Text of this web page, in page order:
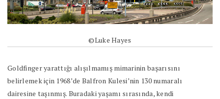
©Luke Hayes
Goldfinger yarattığı alışılmamış mimarinin başarısını
belirlemek için 1968’de Balfron Kulesi’nin 130 numaralı
dairesine taşınmış. Buradaki yaşamı sırasında, kendi